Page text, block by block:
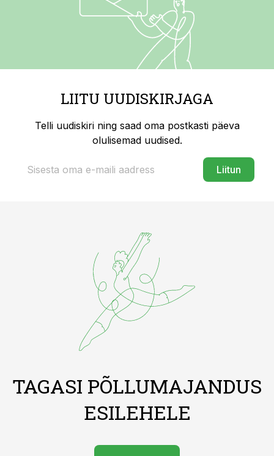
LIITU UUDISKIRJAGA
Telli uudiskiri ning saad oma postkasti päeva
olulisemad uudised.
Liitun
TAGASI PÕLLUMAJANDUS
ESILEHELE